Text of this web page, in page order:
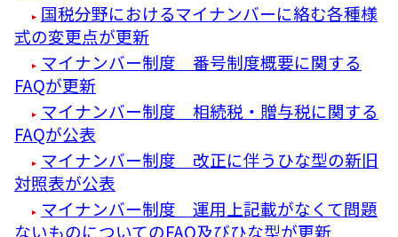
国税分野におけるマイナンバーに絡む各種様
式の変更点が更新
マイナンバー制度 番号制度概要に関する
FAQが更新
マイナンバー制度 相続税・贈与税に関する
FAQが公表
マイナンバー制度 改正に伴うひな型の新旧
対照表が公表
マイナンバー制度 運用上記載がなくて問題
ないものについてのFAQ及びひな型が更新